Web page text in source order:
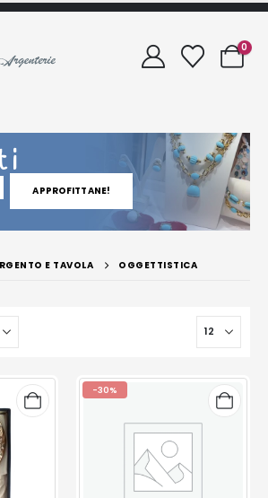
0
APPROFITTANE!
E TAVOLA OGGETTISTICA
-30%